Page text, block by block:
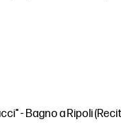
- Bagno a Ripoli